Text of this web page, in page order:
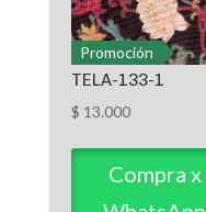
Promoción
TELA-133-1
$ 13.000
Compra x